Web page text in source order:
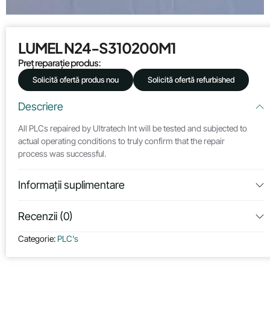
LUMEL N24-S310200M1
Preț reparație produs:
Solicită ofertă produs nou Solicită ofertă refurbished
Descriere
All PLCs repaired by Ultratech Int will be tested and subjected to
actual operating conditions to truly confirm that the repair
process was successful.
Informații suplimentare
Recenzii (0)
Categorie: PLC's